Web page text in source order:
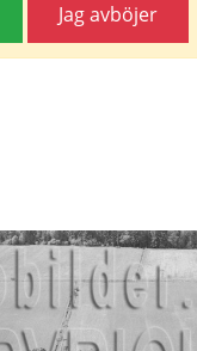
Jag avböjer